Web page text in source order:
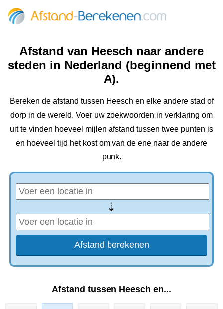
Afstand van Heesch naar andere
steden in Nederland (beginnend met
A).
Bereken de afstand tussen Heesch en elke andere stad of
dorp in de wereld. Voer uw zoekwoorden in verklaring om
uit te vinden hoeveel mijlen afstand tussen twee punten is
en hoeveel tijd het kost om van de ene naar de andere
punk.
⇢
Afstand tussen Heesch en...